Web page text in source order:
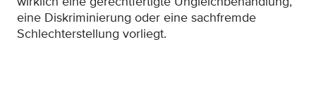
eine Diskriminierung oder eine sachfremde
Schlechterstellung vorliegt.